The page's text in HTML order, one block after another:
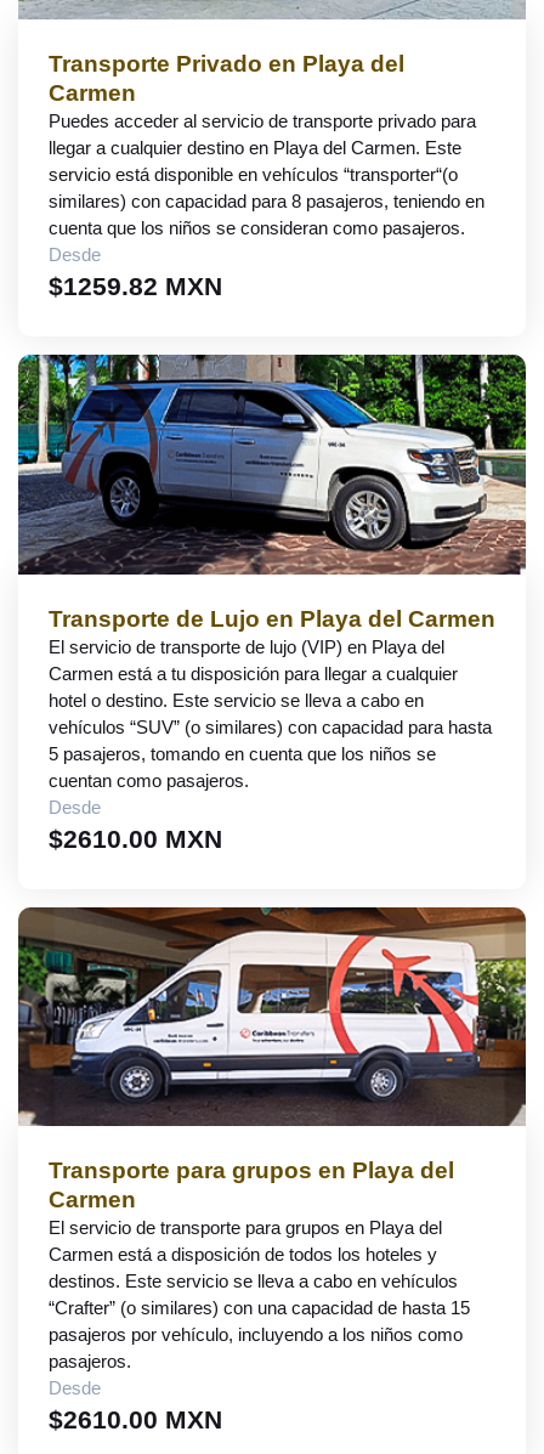
Transporte Privado en Playa del
Carmen
Puedes acceder al servicio de transporte privado para
llegar a cualquier destino en Playa del Carmen. Este
servicio está disponible en vehículos “transporter“(o
similares) con capacidad para 8 pasajeros, teniendo en
cuenta que los niños se consideran como pasajeros.
Desde
$1259.82 MXN
Transporte de Lujo en Playa del Carmen
El servicio de transporte de lujo (VIP) en Playa del
Carmen está a tu disposición para llegar a cualquier
hotel o destino. Este servicio se lleva a cabo en
vehículos “SUV” (o similares) con capacidad para hasta
5 pasajeros, tomando en cuenta que los niños se
cuentan como pasajeros.
Desde
$2610.00 MXN
Transporte para grupos en Playa del
Carmen
El servicio de transporte para grupos en Playa del
Carmen está a disposición de todos los hoteles y
destinos. Este servicio se lleva a cabo en vehículos
“Crafter” (o similares) con una capacidad de hasta 15
pasajeros por vehículo, incluyendo a los niños como
pasajeros.
Desde
$2610.00 MXN